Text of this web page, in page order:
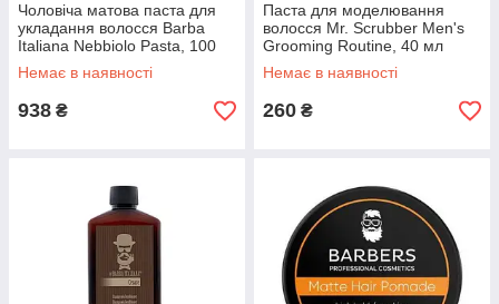
Чоловіча матова паста для
укладання волосся Barba
Italiana Nebbiolo Pasta, 100
мл (701197436237)
Немає в наявності
938 ₴
Паста для моделювання
волосся Mr. Scrubber Men's
Grooming Routine, 40 мл
(4820200232683)
Немає в наявності
260 ₴